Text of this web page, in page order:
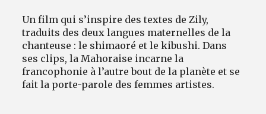
Un film qui s’inspire des textes de Zily,
traduits des deux langues maternelles de la
chanteuse : le shimaoré et le kibushi. Dans
ses clips, la Mahoraise incarne la
francophonie à l’autre bout de la planète et se
fait la porte-parole des femmes artistes.